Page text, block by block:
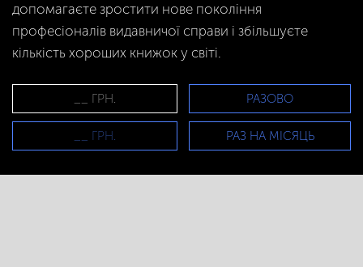
допомагаєте зростити нове покоління
професіоналів видавничої справи і збільшуєте
кількість хороших книжок у світі.
РАЗОВО
РАЗ НА МІСЯЦЬ